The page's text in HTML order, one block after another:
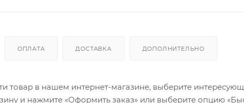
ОПЛАТА ДОСТАВКА ДОПОЛНИТЕЛЬНО
товар в нашем интернет-магазине, выберите
и нажмите «Оформить заказ» или выберите опцию